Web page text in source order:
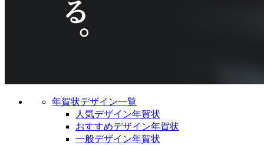
年賀状デザイン一覧
人気デザイン年賀状
おすすめデザイン年賀状
一般デザイン年賀状